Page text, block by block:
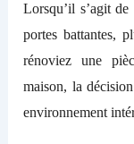
Lorsqu’il s’agit
portes battantes,
rénoviez une
maison, la
environnement